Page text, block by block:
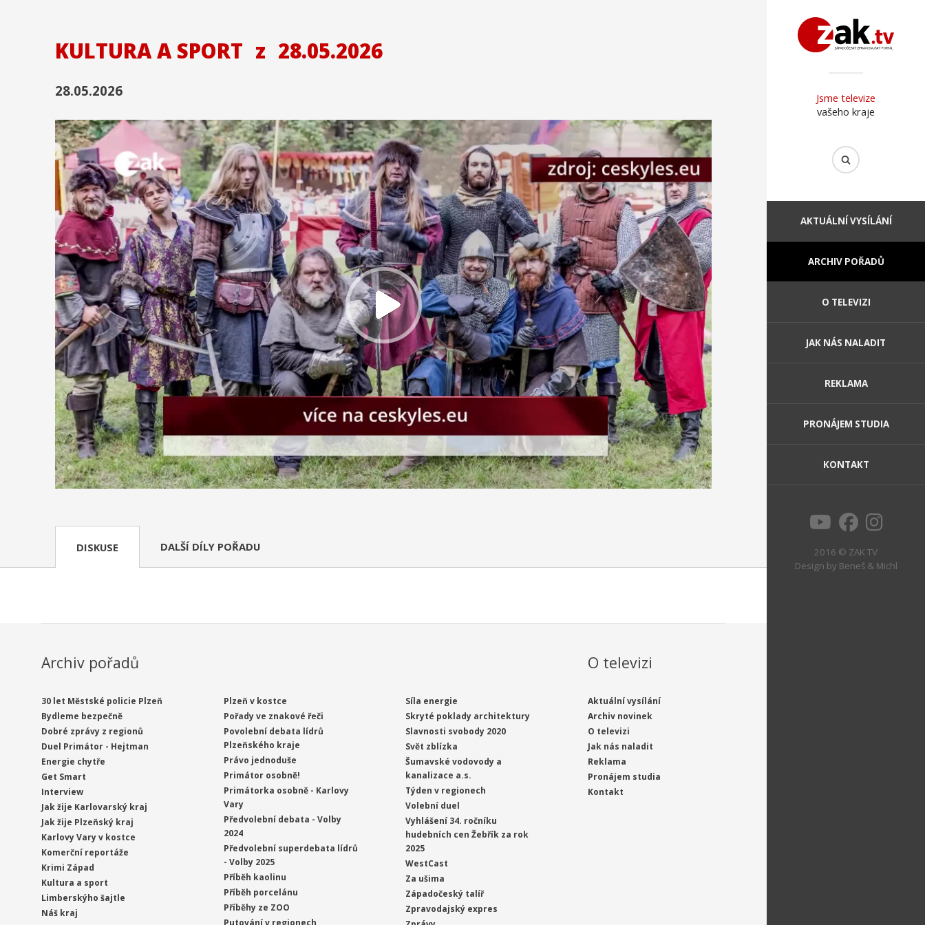
Jsme televize
vašeho kraje
AKTUÁLNÍ VYSÍLÁNÍ
ARCHIV POŘADŮ
O TELEVIZI
JAK NÁS NALADIT
REKLAMA
PRONÁJEM STUDIA
KONTAKT
2016 © ZAK TV
Design by Beneš & Michl
KULTURA A SPORT z 28.05.2026
28.05.2026
DISKUSE DALŠÍ DÍLY POŘADU
Archiv pořadů
30 let Městské policie Plzeň
Bydleme bezpečně
Dobré zprávy z regionů
Duel Primátor - Hejtman
Energie chytře
Get Smart
Interview
Jak žije Karlovarský kraj
Jak žije Plzeňský kraj
Karlovy Vary v kostce
Komerční reportáže
Krimi Západ
Kultura a sport
Limberskýho šajtle
Náš kraj
Plzeň v kostce
Pořady ve znakové řeči
Povolební debata lídrů
Plzeňského kraje
Právo jednoduše
Primátor osobně!
Primátorka osobně - Karlovy
Vary
Předvolební debata - Volby
2024
Předvolební superdebata lídrů
- Volby 2025
Příběh kaolinu
Příběh porcelánu
Příběhy ze ZOO
Síla energie
Skryté poklady architektury
Slavnosti svobody 2020
Svět zblízka
Šumavské vodovody a
kanalizace a.s.
Týden v regionech
Volební duel
Vyhlášení 34. ročníku
hudebních cen Žebřík za rok
2025
WestCast
Za ušima
Západočeský talíř
Zpravodajský expres
O televizi
Aktuální vysílání
Archiv novinek
O televizi
Jak nás naladit
Reklama
Pronájem studia
Kontakt